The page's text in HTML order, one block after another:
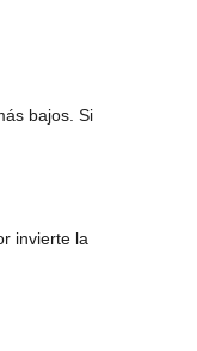
bajos. Si
invierte la